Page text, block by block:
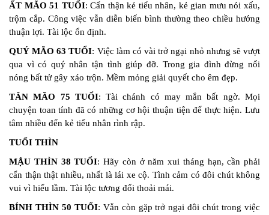
ẤT MÃO 51 TUỔI: Cẩn thận kẻ tiểu nhân, kẻ gian mưu nói xấu,
trộm cắp. Công việc vẫn diễn biến bình thường theo chiều hướng
thuận lợi. Tài lộc ổn định.
QUÝ MÃO 63 TUỔI: Việc làm có vài trở ngại nhỏ nhưng sẽ vượt
qua vì có quý nhân tận tình giúp đỡ. Trong gia đình đừng nổi
nóng bất tử gây xáo trộn. Mềm mỏng giải quyết cho êm đẹp.
TÂN MÃO 75 TUỔI: Tài chánh có may mắn bất ngờ. Mọi
chuyện toan tính đã có những cơ hội thuận tiện để thực hiện. Lưu
tâm nhiều đến kẻ tiểu nhân rình rập.
TUỔI THÌN
MẬU THÌN 38 TUỔI: Hãy còn ở năm xui tháng hạn, cần phải
cẩn thận thật nhiều, nhất là lái xe cộ. Tình cảm có đôi chút không
vui vì hiểu lầm. Tài lộc tương đối thoải mái.
BÍNH THÌN 50 TUỔI: Vẫn còn gặp trở ngại đôi chút trong việc